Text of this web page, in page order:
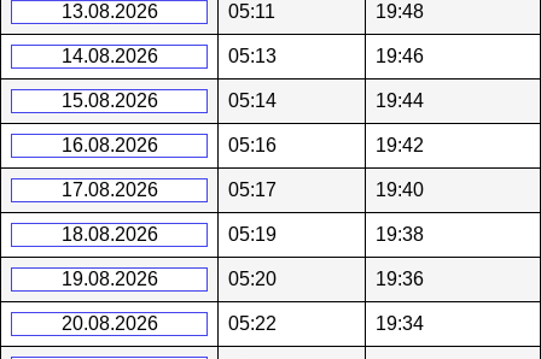
13.08.2026 05:11 19:48
14.08.2026 05:13 19:46
15.08.2026 05:14 19:44
16.08.2026 05:16 19:42
17.08.2026 05:17 19:40
18.08.2026 05:19 19:38
19.08.2026 05:20 19:36
20.08.2026 05:22 19:34